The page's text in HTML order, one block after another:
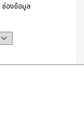
ช่องข้อมูล